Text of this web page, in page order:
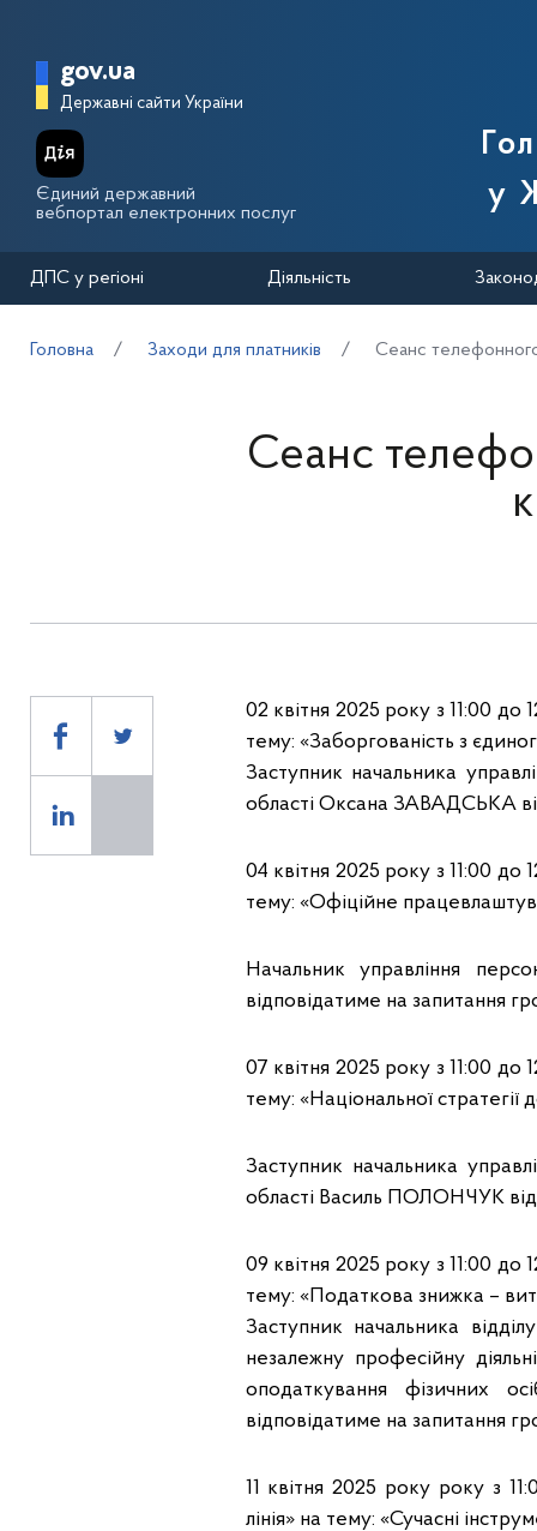
Головна сторінка Державної
gov.ua
Державні сайти України
Єдиний державний
вебпортал електронних послуг
у
ДПС у регіоні Діяльність
Головна Заходи для платників Сеанс телефонного
Сеанс
02 квітня 2025 року з 11:00 до
тему: «Заборгованість з
Заступник начальника
області Оксана ЗАВАДСЬКА
04 квітня 2025 року з 11:00 до
тему: «Офіційне
Начальник управління
відповідатиме на запитання
07 квітня 2025 року з 11:00 до
тему: «Національної
Заступник начальника
області Василь ПОЛОНЧУК
09 квітня 2025 року з 11:00 до
тему: «Податкова знижка –
Заступник начальника
незалежну професійну
оподаткування
відповідатиме на запитання
11 квітня 2025 року року з
лінія» на тему: «Сучасні